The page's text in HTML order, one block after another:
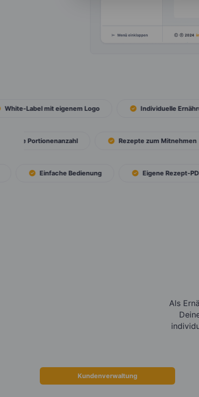
Label mit eigenem Logo Individuelle
wählbare Portionenanzahl Rezepte zum
Einfache Bedienung Eigene Rezept-PDFs
Als
Kundenverwaltung